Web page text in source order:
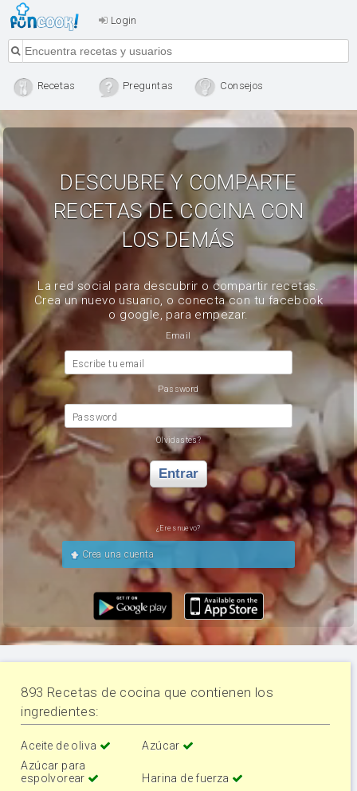
Login
Recetas Preguntas Consejos
DESCUBRE Y COMPARTE
RECETAS DE COCINA CON
LOS DEMÁS
La red social para descubrir o compartir recetas.
Crea un nuevo usuario, o conecta con tu facebook
o google, para empezar.
Email
Escribe tu email
Password
Password
Olvidastes?
Entrar
¿Eres nuevo?
Crea una cuenta
893 Recetas de cocina que contienen los
ingredientes:
Aceite de oliva
Azúcar
Azúcar para
espolvorear
Harina de fuerza